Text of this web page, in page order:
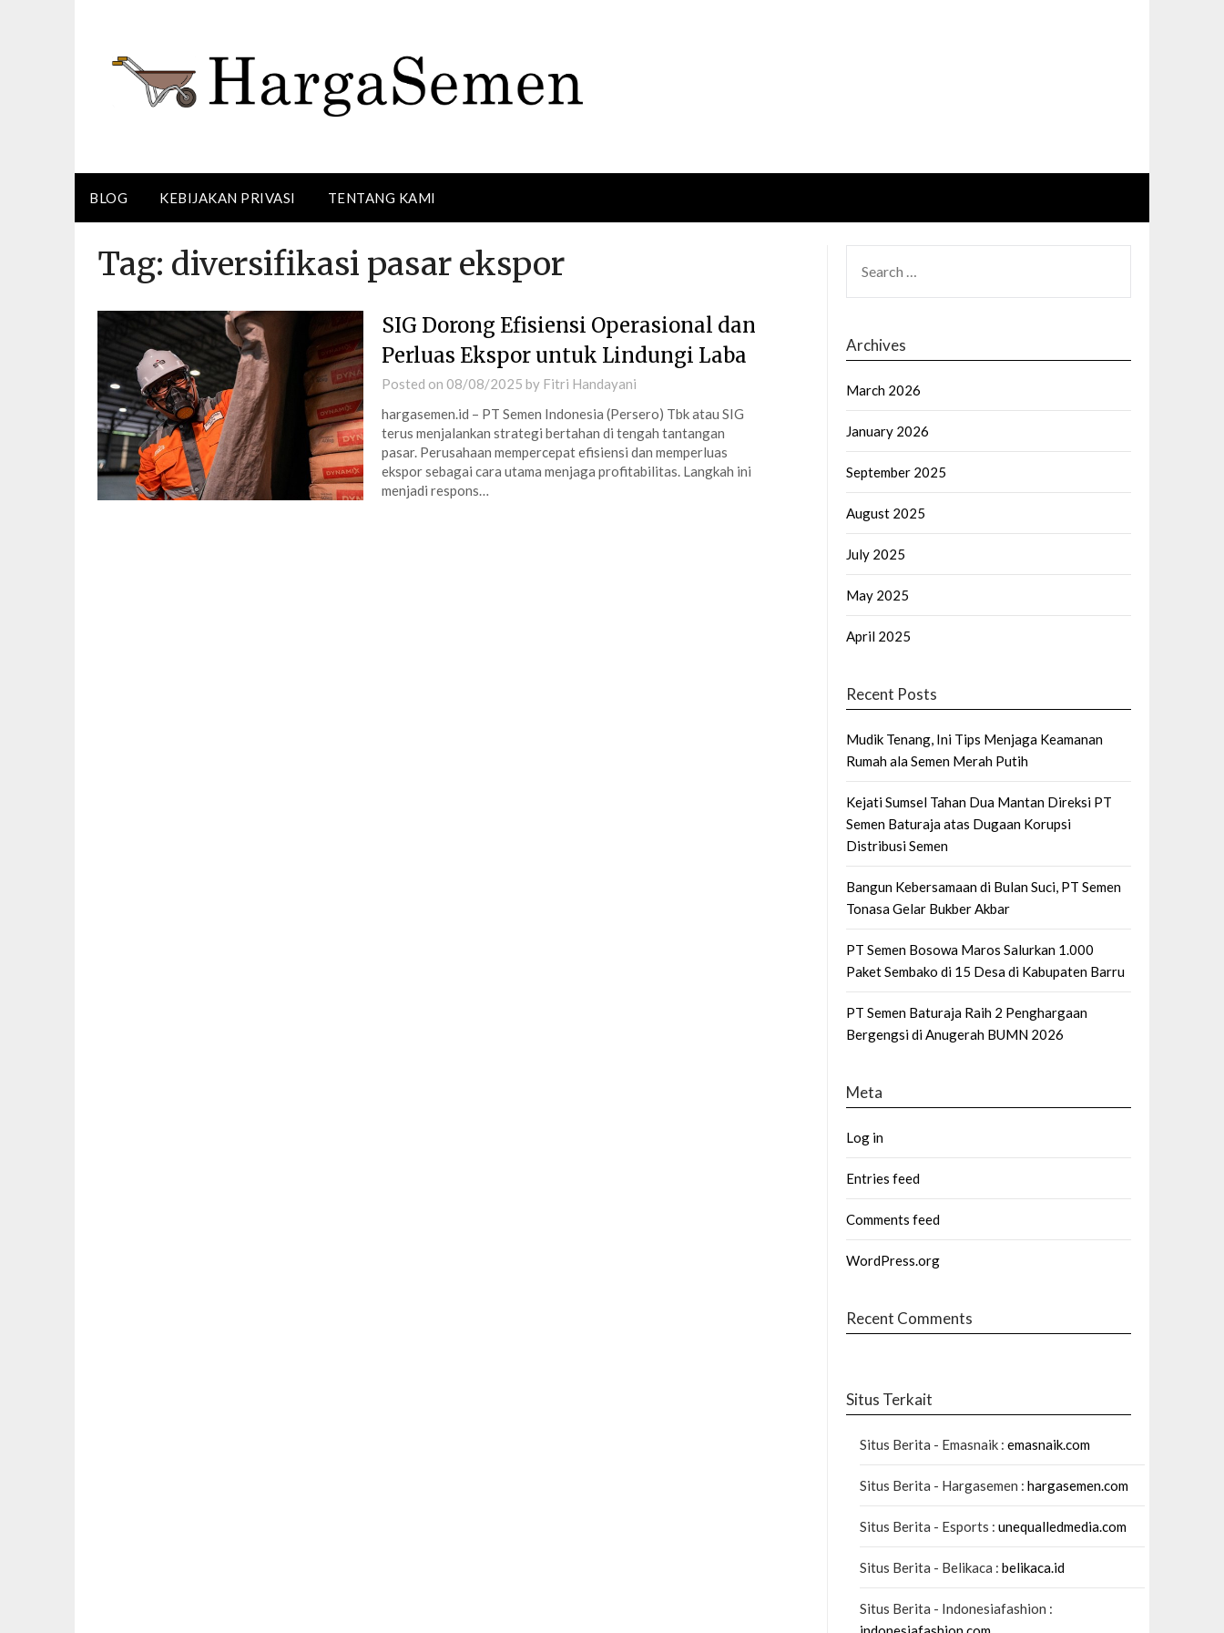
BLOG KEBIJAKAN PRIVASI TENTANG KAMI
Tag: diversifikasi pasar ekspor
SIG Dorong Efisiensi Operasional dan
Perluas Ekspor untuk Lindungi Laba
Posted on 08/08/2025 by Fitri Handayani
hargasemen.id – PT Semen Indonesia (Persero) Tbk atau SIG
terus menjalankan strategi bertahan di tengah tantangan
pasar. Perusahaan mempercepat efisiensi dan memperluas
ekspor sebagai cara utama menjaga profitabilitas. Langkah ini
menjadi respons…
FOR:
Archives
March 2026
January 2026
September 2025
August 2025
July 2025
May 2025
April 2025
Recent Posts
Mudik Tenang, Ini Tips Menjaga Keamanan
Rumah ala Semen Merah Putih
Kejati Sumsel Tahan Dua Mantan Direksi PT
Semen Baturaja atas Dugaan Korupsi
Distribusi Semen
Bangun Kebersamaan di Bulan Suci, PT Semen
Tonasa Gelar Bukber Akbar
PT Semen Bosowa Maros Salurkan 1.000
Paket Sembako di 15 Desa di Kabupaten Barru
PT Semen Baturaja Raih 2 Penghargaan
Bergengsi di Anugerah BUMN 2026
Meta
Log in
Entries feed
Comments feed
WordPress.org
Recent Comments
Situs Terkait
Situs Berita - Emasnaik : emasnaik.com
Situs Berita - Hargasemen : hargasemen.com
Situs Berita - Esports : unequalledmedia.com
Situs Berita - Belikaca : belikaca.id
Situs Berita - Indonesiafashion :